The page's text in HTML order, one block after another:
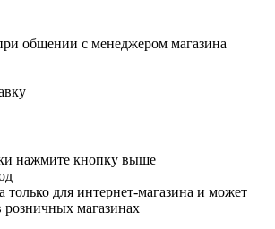
общении с менеджером магазина
нажмите кнопку выше
только для интернет-магазина и может
розничных магазинах